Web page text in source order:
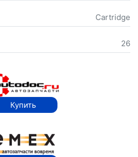
Cartridge
26
Купить